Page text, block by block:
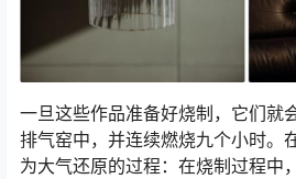
一旦这些作品准备好烧制，它们就
排气窑中，并连续燃烧九个小时。
为大气还原的过程：在烧制过程中